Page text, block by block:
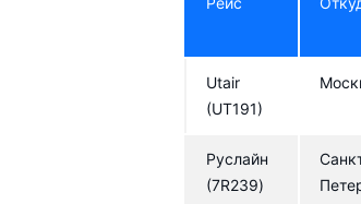
Utair
(UT191)
Руслайн
(7R239)